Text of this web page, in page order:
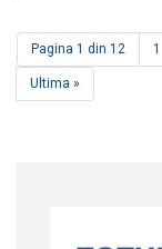
Pagina 1 din 12 1
Ultima »